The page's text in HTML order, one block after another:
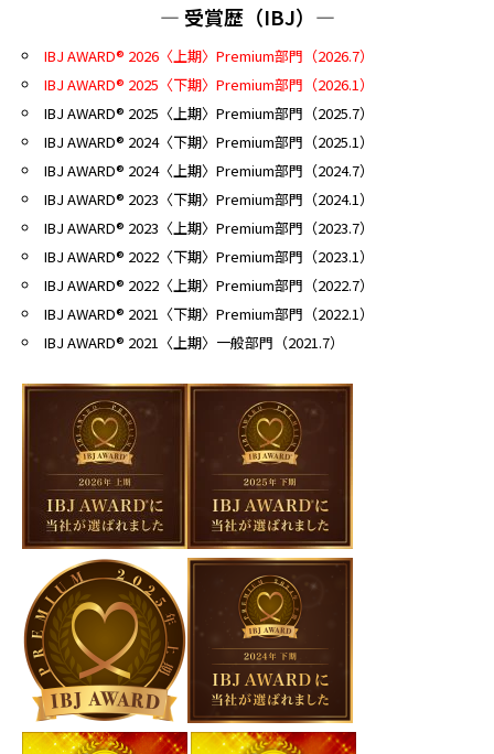
― 受賞歴（IBJ）―
IBJ AWARD® 2026〈上期〉Premium部門（2026.7）
IBJ AWARD® 2025 〈下期〉Premium部門（2026.1）
IBJ AWARD® 2025〈上期〉Premium部門（2025.7）
IBJ AWARD® 2024〈下期〉Premium部門（2025.1）
IBJ AWARD® 2024〈上期〉Premium部門（2024.7）
IBJ AWARD® 2023〈下期〉Premium部門（2024.1）
IBJ AWARD® 2023〈上期〉Premium部門（2023.7）
IBJ AWARD® 2022〈下期〉Premium部門（2023.1）
IBJ AWARD® 2022〈上期〉Premium部門（2022.7）
IBJ AWARD® 2021〈下期〉Premium部門（2022.1）
IBJ AWARD® 2021〈上期〉一般部門（2021.7）